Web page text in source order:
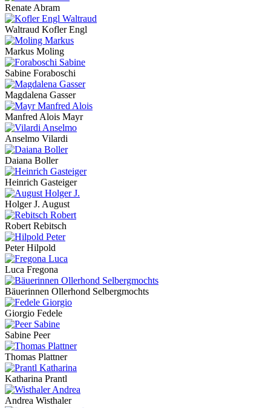
Renate Abram
Waltraud Kofler Engl
Markus Moling
Sabine Foraboschi
Magdalena Gasser
Manfred Alois Mayr
Anselmo Vilardi
Daiana Boller
Heinrich Gasteiger
Holger J. August
Robert Rebitsch
Peter Hilpold
Luca Fregona
Bäuerinnen Ollerhond Selbergmochts
Giorgio Fedele
Sabine Peer
Thomas Plattner
Katharina Prantl
Andrea Wisthaler